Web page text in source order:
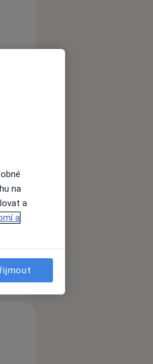
na
a
a